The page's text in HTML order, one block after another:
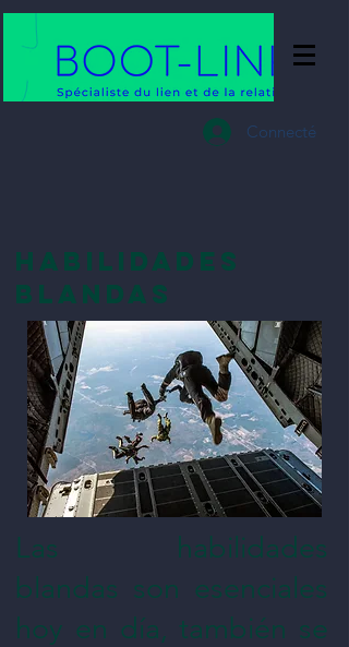
Connecté
HABILIDADES
BLANDAS
Las habilidades
blandas son esenciales
hoy en día, también se